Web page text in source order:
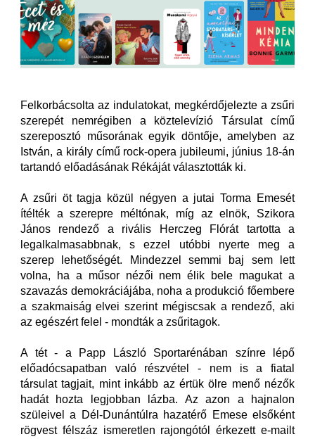
Felkorbácsolta az indulatokat, megkérdőjelezte a zsűri
szerepét nemrégiben a köztelevízió Társulat című
szereposztó műsorának egyik döntője, amelyben az
István, a király című rock-opera jubileumi, június 18-án
tartandó előadásának Rékáját választották ki.
A zsűri öt tagja közül négyen a jutai Torma Emesét
ítélték a szerepre méltónak, míg az elnök, Szikora
János rendező a rivális Herczeg Flórát tartotta a
legalkalmasabbnak, s ezzel utóbbi nyerte meg a
szerep lehetőségét. Mindezzel semmi baj sem lett
volna, ha a műsor nézői nem élik bele magukat a
szavazás demokráciájába, noha a produkció főembere
a szakmaiság elvei szerint mégiscsak a rendező, aki
az egészért felel - mondták a zsűritagok.
A tét - a Papp László Sportarénában színre lépő
előadócsapatban való részvétel - nem is a fiatal
társulat tagjait, mint inkább az értük ölre menő nézők
hadát hozta legjobban lázba. Az azon a hajnalon
szüleivel a Dél-Dunántúlra hazatérő Emese elsőként
rögvest félszáz ismeretlen rajongótól érkezett e-mailt